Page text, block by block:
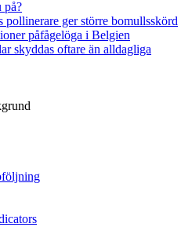
på?
pollinerare ger större bomullsskörd
påfågelöga i Belgien
skyddas oftare än alldagliga